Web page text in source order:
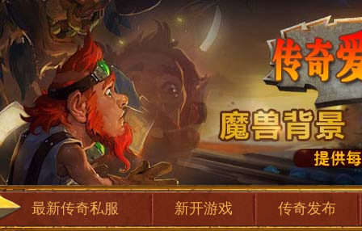
最新传奇私服 新开游戏 传奇发布